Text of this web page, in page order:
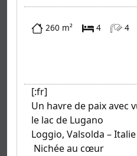
260 m² 4 4
[:fr]
Un havre de paix avec
le lac de Lugano
Loggio, Valsolda – Italie
Nichée au cœur